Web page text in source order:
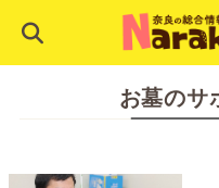
お墓のサ